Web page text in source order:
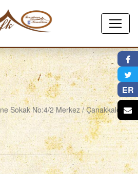
Sokak No:4/2 Merkez / Çanakkale
×
ER